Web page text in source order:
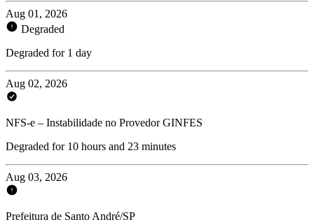
Aug 01, 2026
Degraded
Degraded for 1 day
Aug 02, 2026
NFS-e – Instabilidade no Provedor GINFES
Degraded for 10 hours and 23 minutes
Aug 03, 2026
Prefeitura de Santo André/SP